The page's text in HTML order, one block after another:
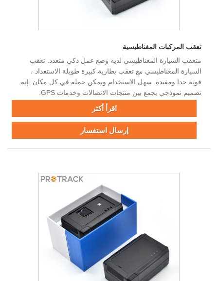
تعقب المركبات المغناطيسية
متعقب السيارة المغناطيسي لديه وضع عمل ذكي متعدد. تعقب
السيارة المغناطيسي مع تعقب بطارية كبيرة طويلة الاستعداد ،
قوية جدا ومفيدة. سهل الاستخدام ويمكن حمله في كل مكان. إنه
تصميم نموذجي يجمع بين منتجات الاتصالات وخدمات GPS.
اقرأ أكثر
إرسال استفسار